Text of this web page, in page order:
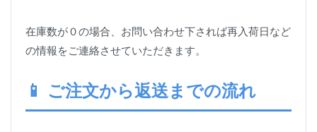
在庫数が０の場合、お問い合わせ下されば再入荷日など
の情報をご連絡させていただきます。
📱 ご注文から返送までの流れ